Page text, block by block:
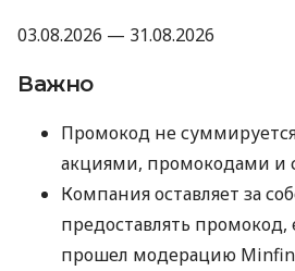
03.08.2026 — 31.08.2026
Важно
Промокод не
акциями, промокодами и
Компания оставляет за
предоставлять промокод,
прошел модерацию